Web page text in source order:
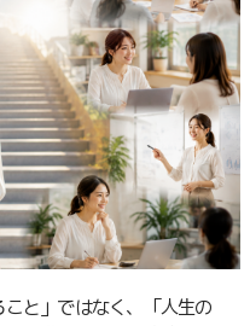
と」ではなく、「人生の